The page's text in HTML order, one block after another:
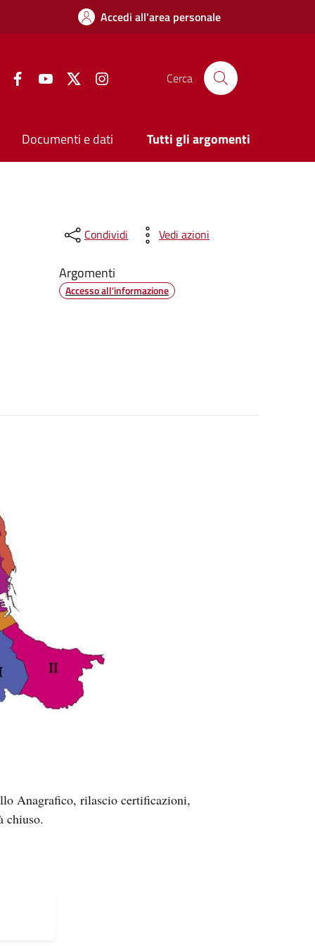
Accedi all'area personale
FacebookYouTube Twitter Cerca
Documenti e dati Tutti gli argomenti
Condividi Vedi azioni
Argomenti
Accesso all'informazione
Anagrafico, rilascio certificazioni,
chiuso.